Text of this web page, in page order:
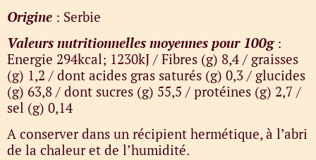
Origine : Serbie
Valeurs nutritionnelles moyennes pour 100g:
Energie 294kcal; 1230kJ / Fibres (g) 8,4 / graisses
(g) 1,2 / dont acides gras saturés (g) 0,3 / glucides
(g) 63,8 / dont sucres (g) 55,5 / protéines (g) 2,7 /
sel (g) 0,14
A conserver dans un récipient hermétique, à l’abri
de la chaleur et de l’humidité.